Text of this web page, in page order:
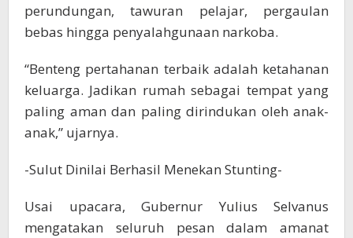
perundungan, tawuran pelajar, pergaulan
bebas hingga penyalahgunaan narkoba.
“Benteng pertahanan terbaik adalah ketahanan
keluarga. Jadikan rumah sebagai tempat yang
paling aman dan paling dirindukan oleh anak-
anak,” ujarnya.
-Sulut Dinilai Berhasil Menekan Stunting-
Usai upacara, Gubernur Yulius Selvanus
mengatakan seluruh pesan dalam amanat